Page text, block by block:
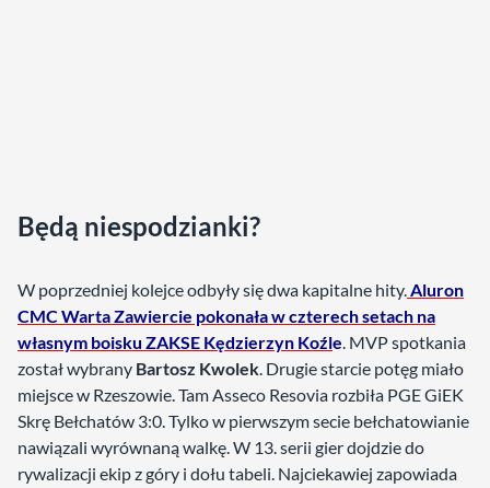
Będą niespodzianki?
W poprzedniej kolejce odbyły się dwa kapitalne hity.Aluron
CMC Warta Zawiercie pokonała w czterech setach na
własnym boisku ZAKSE Kędzierzyn Koźle. MVP spotkania
został wybrany Bartosz Kwolek. Drugie starcie potęg miało
miejsce w Rzeszowie. Tam Asseco Resovia rozbiła PGE GiEK
Skrę Bełchatów 3:0. Tylko w pierwszym secie bełchatowianie
nawiązali wyrównaną walkę. W 13. serii gier dojdzie do
rywalizacji ekip z góry i dołu tabeli. Najciekawiej zapowiada